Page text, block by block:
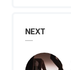
NEXT